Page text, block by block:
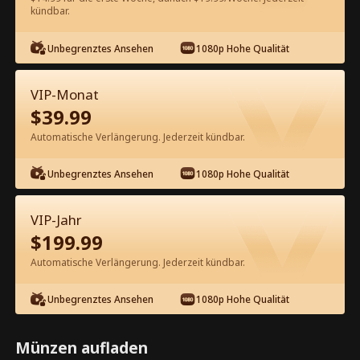
Kostenlos in der App ansehen
Episode 50 - Die Erbin hat ihren
Mann auf die schwarze Liste gesetzt
Kompletter Film
1-50 51-85
46 47 48 49
kündbar.
Unbegrenztes Ansehen 1080p Hohe Qualität
VIP-Monat
$39.99
Automatische Verlängerung. Jederzeit kündbar.
Unbegrenztes Ansehen 1080p Hohe Qualität
VIP-Jahr
$199.99
Automatische Verlängerung. Jederzeit kündbar.
Unbegrenztes Ansehen 1080p Hohe Qualität
Münzen aufladen